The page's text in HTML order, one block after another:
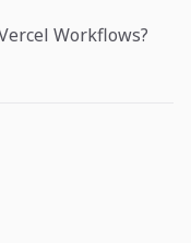
Workflows?